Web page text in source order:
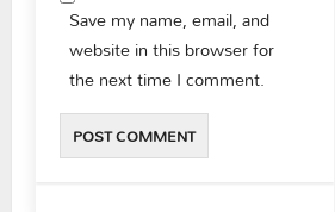
Save my name, email, and
website in this browser for
the next time I comment.